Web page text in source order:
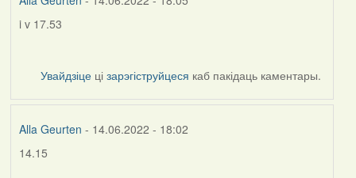
i v 17.53
Увайдзіце цізарэгіструйцеся каб пакідаць каментары.
Alla Geurten - 14.06.2022 - 18:02
14.15